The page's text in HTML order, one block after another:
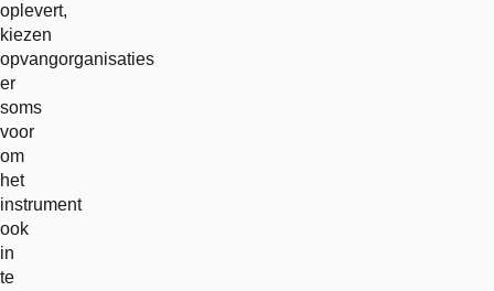
oplevert,
kiezen
opvangorganisaties
er
soms
voor
om
het
instrument
ook
in
te